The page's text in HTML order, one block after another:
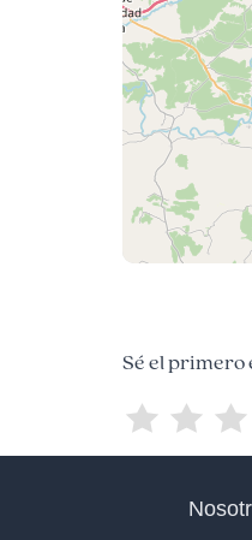
Sé el primero